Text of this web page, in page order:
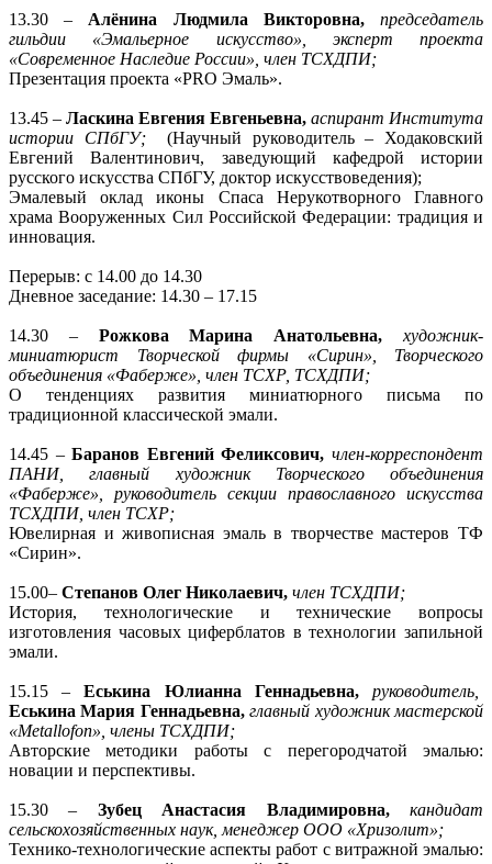
13.30 – Алёнина Людмила Викторовна,
председатель
гильдии «Эмальерное искусство», эксперт проекта
«Современное Наследие России», член ТСХДПИ;
Презентация проекта «PRO Эмаль».
13.45 – Ласкина Евгения Евгеньевна, аспирант Института
истории СПбГУ;(Научный руководитель – Ходаковский
Евгений Валентинович, заведующий кафедрой истории
русского искусства СПбГУ, доктор искусствоведения);
Эмалевый оклад иконы Спаса Нерукотворного Главного
храма Вооруженных Сил Российской Федерации: традиция и
инновация.
Перерыв: с 14.00 до 14.30
Дневное заседание: 14.30 – 17.15
14.30 – Рожкова Марина Анатольевна,
художник-
миниатюрист Творческой фирмы «Сирин», Творческого
объединения «Фаберже», член ТСХР, ТСХДПИ;
О тенденциях развития миниатюрного письма по
традиционной классической эмали.
14.45 –Баранов Евгений Феликсович,член-корреспондент
ПАНИ, главный художник Творческого объединения
«Фаберже», руководитель секции православного искусства
ТСХДПИ, член ТСХР;
Ювелирная и живописная эмаль в творчестве мастеров ТФ
«Сирин».
15.00– Степанов Олег Николаевич, член ТСХДПИ;
История, технологические и технические вопросы
изготовления часовых циферблатов в технологии запильной
эмали.
15.15 –Еськина Юлианна Геннадьевна,
руководитель,
Еськина Мария Геннадьевна, главный художник мастерской
«Metallofon», члены ТСХДПИ;
Авторские методики работы с перегородчатой эмалью:
новации и перспективы.
15.30 – Зубец Анастасия Владимировна,
кандидат
сельскохозяйственных наук, менеджер ООО «Хризолит»;
Технико-технологические аспекты работ с витражной эмалью: